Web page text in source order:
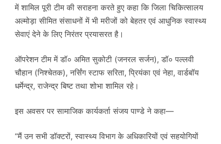
में शामिल पूरी टीम की सराहना करते हुए कहा कि जिला चिकित्सालय
अल्मोड़ा सीमित संसाधनों में भी मरीजों को बेहतर एवं आधुनिक स्वास्थ्य
सेवाएं देने के लिए निरंतर प्रयासरत है।
ऑपरेशन टीम में डॉ० अमित सुकोटी (जनरल सर्जन), डॉ० पल्लवी
चौहान (निश्चेतक), नर्सिंग स्टाफ सरिता, प्रियंका एवं नेहा, वार्डबॉय
धर्मेन्द्र, राजेन्द्र बिष्ट तथा शोभा शामिल रहे।
इस अवसर पर सामाजिक कार्यकर्ता संजय पाण्डे ने कहा—
“मैं उन सभी डॉक्टरों, स्वास्थ्य विभाग के अधिकारियों एवं सहयोगियों